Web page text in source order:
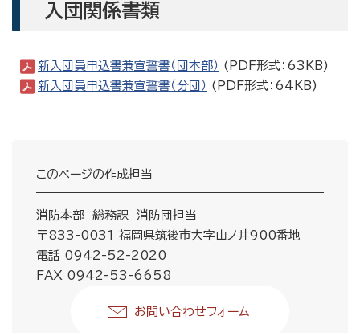
入団関係書類
新入団員申込書兼宣誓書（団本部） (PDF形式：63KB)
新入団員申込書兼宣誓書（分団） (PDF形式：64KB)
このページの作成担当
消防本部 総務課 消防団担当
〒833-0031 福岡県筑後市大字山ノ井900番地
電話 0942-52-2020
FAX 0942-53-6658
お問い合わせフォーム